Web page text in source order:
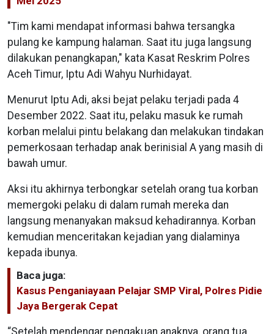
"Tim kami mendapat informasi bahwa tersangka
pulang ke kampung halaman. Saat itu juga langsung
dilakukan penangkapan," kata Kasat Reskrim Polres
Aceh Timur, Iptu Adi Wahyu Nurhidayat.
Menurut Iptu Adi, aksi bejat pelaku terjadi pada 4
Desember 2022. Saat itu, pelaku masuk ke rumah
korban melalui pintu belakang dan melakukan tindakan
pemerkosaan terhadap anak berinisial A yang masih di
bawah umur.
Aksi itu akhirnya terbongkar setelah orang tua korban
memergoki pelaku di dalam rumah mereka dan
langsung menanyakan maksud kehadirannya. Korban
kemudian menceritakan kejadian yang dialaminya
kepada ibunya.
Baca juga:
Kasus Penganiayaan Pelajar SMP Viral, Polres Pidie
Jaya Bergerak Cepat